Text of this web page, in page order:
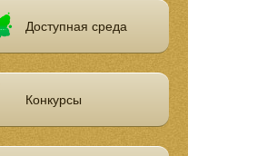
Доступная среда
Конкурсы